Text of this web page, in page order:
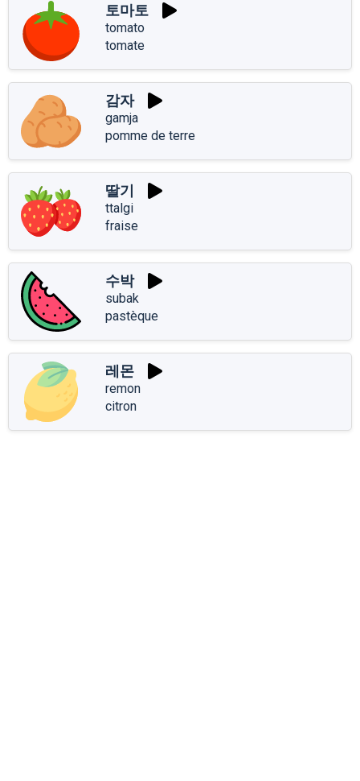
토마토
tomato
tomate
감자
gamja
pomme de terre
딸기
ttalgi
fraise
수박
subak
pastèque
레몬
remon
citron